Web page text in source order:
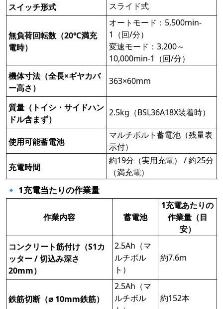
スイッチ形式
スライド式
無負荷回転数（20℃満充
電時）
オートモード：5,500min-
1（回/分）
変速モード：3,200～
10,000min-1（回/分）
機体寸法（全長×ギヤカバ
ー高さ）
363×60mm
質量（トイシ・サイドハン
ドル含まず）
2.5kg（BSL36A18X装着時）
使用可能蓄電池
マルチボルト蓄電池（残量表
示付）
充電時間
約19分（実用充電） / 約25分
（満充電）
🔹 1充電当たりの作業量
作業内容 蓄電池
1充電あたりの
作業量（目
安）
コンクリート筋付け（S1カ
ッター / 切込み深さ
20mm）
2.5Ah（マ
ルチボル
ト）
約7.6m
鉄筋切断（⌀ 10mm鉄筋）
2.5Ah（マ
ルチボル
約152本